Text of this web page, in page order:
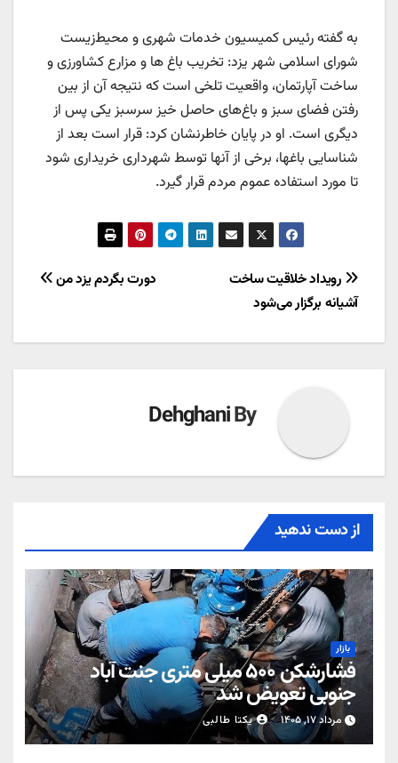
به گفته رئیس کمیسیون خدمات شهری و محیط‌زیست
شورای اسلامی شهر یزد: تخریب باغ ها و مزارع کشاورزی و
ساخت آپارتمان، واقعیت تلخی است که نتیجه آن از بین
رفتن فضای سبز و باغ‌های حاصل خیز سرسبز یکی پس از
دیگری است. او در پایان خاطرنشان کرد: قرار است بعد از
شناسایی باغها، برخی از آنها توسط شهرداری خریداری شود
تا مورد استفاده عموم مردم قرار گیرد.
راهبری
نوشته
دورت بگردم یزد من
رویداد خلاقیت ساخت
آشیانه برگزار می‌شود
By
Dehghani
از دست ندهید
بازار
فشارشکن ۵۰۰ میلی متری جنت آباد
جنوبی تعویض شد
مرداد ۱۷, ۱۴۰۵ یکتا طالبی